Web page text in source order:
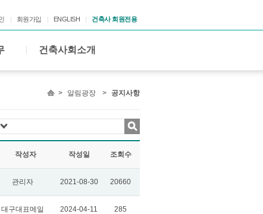
회원가입 ENGLISH 건축사 회원전용
건축사회소개
> 알림광장 > 공지사항
작성자 작성일 조회수
관리자 2021-08-30 20660
대구대표메일 2024-04-11 285